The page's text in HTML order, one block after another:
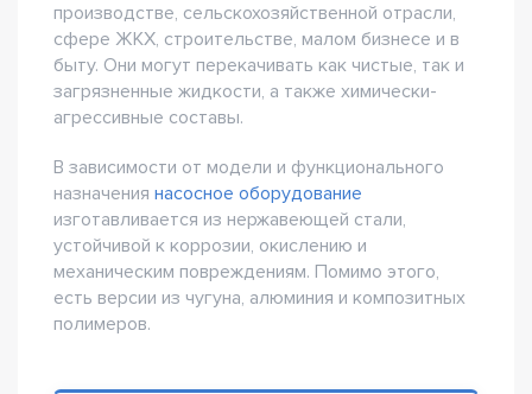
производстве, сельскохозяйственной отрасли,
сфере ЖКХ, строительстве, малом бизнесе и в
быту. Они могут перекачивать как чистые, так и
загрязненные жидкости, а также химически-
агрессивные составы.
В зависимости от модели и функционального
назначения насосное оборудование
изготавливается из нержавеющей стали,
устойчивой к коррозии, окислению и
механическим повреждениям. Помимо этого,
есть версии из чугуна, алюминия и композитных
полимеров.